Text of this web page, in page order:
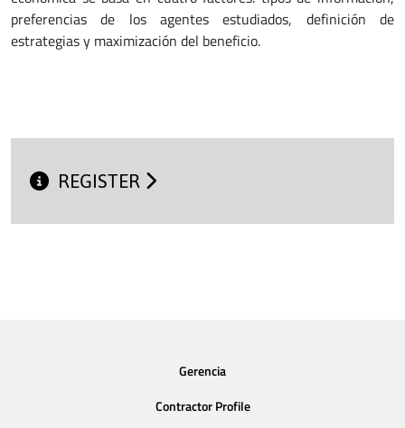
preferencias de los agentes estudiados, definición de
estrategias y maximización del beneficio.
REGISTER
Gerencia
Contractor Profile